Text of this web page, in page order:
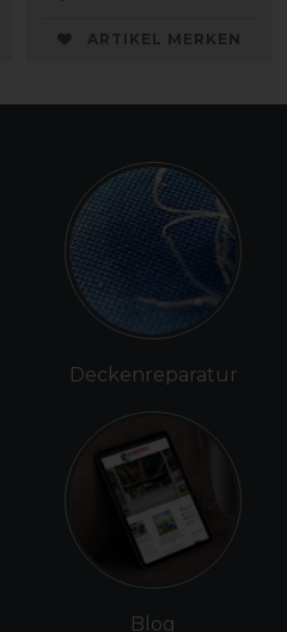
ARTIKEL MERKEN
Deckenreparatur
Blog